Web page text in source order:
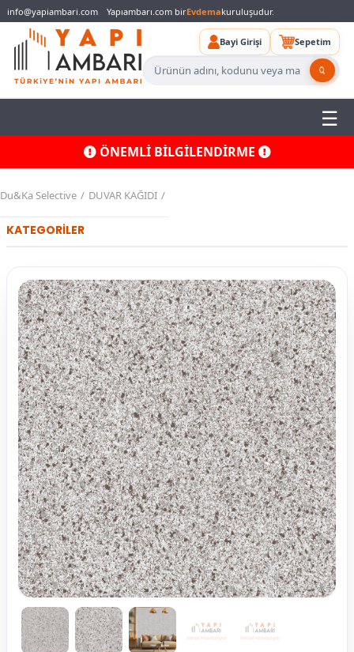
info@yapiambari.com Yapıambarı.com birEvdemakuruluşudur.
Bayi Girişi Sepetim
ÖNEMLİ BİLGİLENDİRME
Du&Ka Selective DUVAR KAĞIDI
KATEGORİLER